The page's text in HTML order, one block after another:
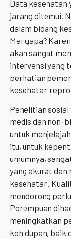
Data kesehatan
jarang ditemui.
dalam bidang
Mengapa?
akan sangat
intervensi yang
perhatian
kesehatan
Penelitian
medis dan non-
untuk
itu, untuk
umumnya,
yang akurat dan
kesehatan.
mendorong
Perempuan
meningkatkan
kehidupan, baik